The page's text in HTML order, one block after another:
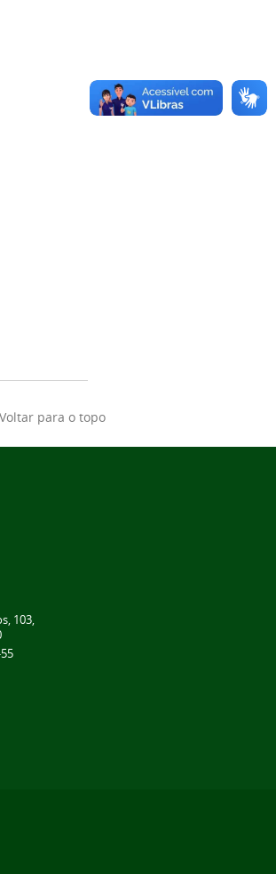
Voltar para o topo
103,